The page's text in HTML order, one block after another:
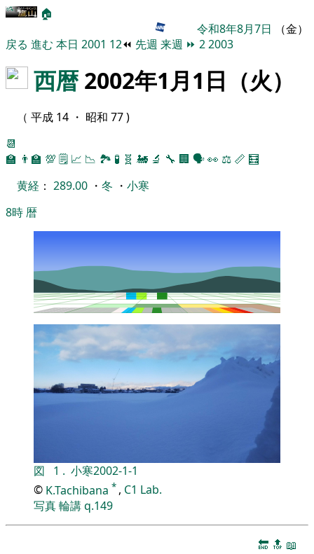
🏠
令和8年8月7日 （金）
戻る 進む 本日 2001 12⏪ 先週 来週 ⏩ 22003
西暦 2002年1月1日（火）
（ 平成 14 ・ 昭和 77 )
📆
🏫 👨‍🏫 💯 🗒️ 📈 📉 🏞 🧪 🧬 🚂 🔬 🔧 🏢 🗣️👀 ⚖️ 📏 🧮
黄経 ： 289.00 ・ 冬 ・ 小寒
8時 暦
図 1 . 小寒2002-1-1
© K.Tachibana * , C1 Lab.
写真輪講q.149
🔚 🔝 📖